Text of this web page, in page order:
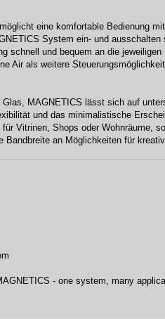
eine komfortable Bedienung
System ein- und
schnell und bequem an die
Air als weitere
MAGNETICS lässt sich auf
und das minimalistische
Vitrinen, Shops oder Wohnräume,
Bandbreite an Möglichkeiten für
- one system, many